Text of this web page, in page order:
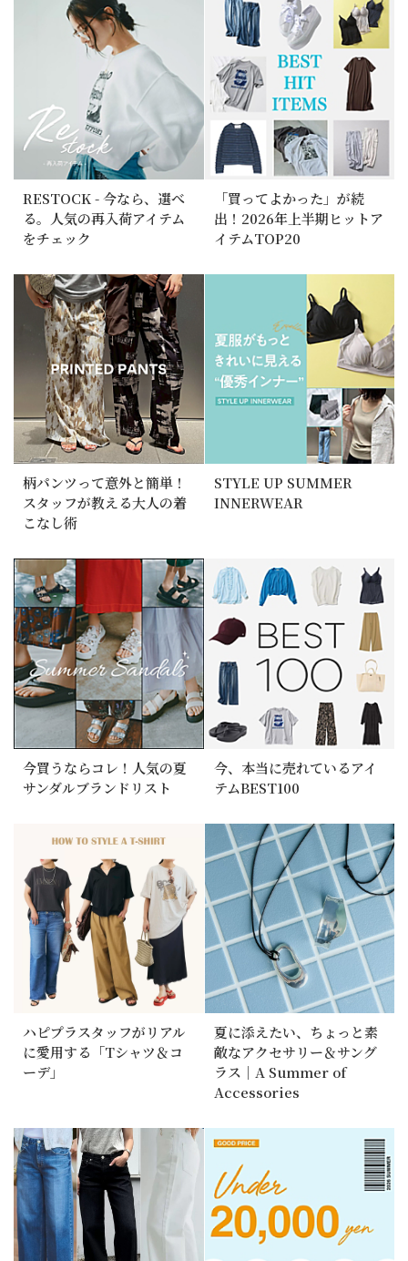
RESTOCK - 今なら、選べ
る。人気の再入荷アイテム
をチェック
「買ってよかった」が続
出！2026年上半期ヒットア
イテムTOP20
柄パンツって意外と簡単！
スタッフが教える大人の着
こなし術
STYLE UP SUMMER
INNERWEAR
今買うならコレ！人気の夏
サンダルブランドリスト
今、本当に売れているアイ
テムBEST100
ハピプラスタッフがリアル
に愛用する「Tシャツ＆コ
ーデ」
夏に添えたい、ちょっと素
敵なアクセサリー＆サング
ラス｜A Summer of
Accessories